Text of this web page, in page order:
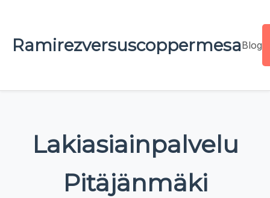
RamirezversuscoppermesaBlog
Lakiasiainpalvelu
Pitäjänmäki